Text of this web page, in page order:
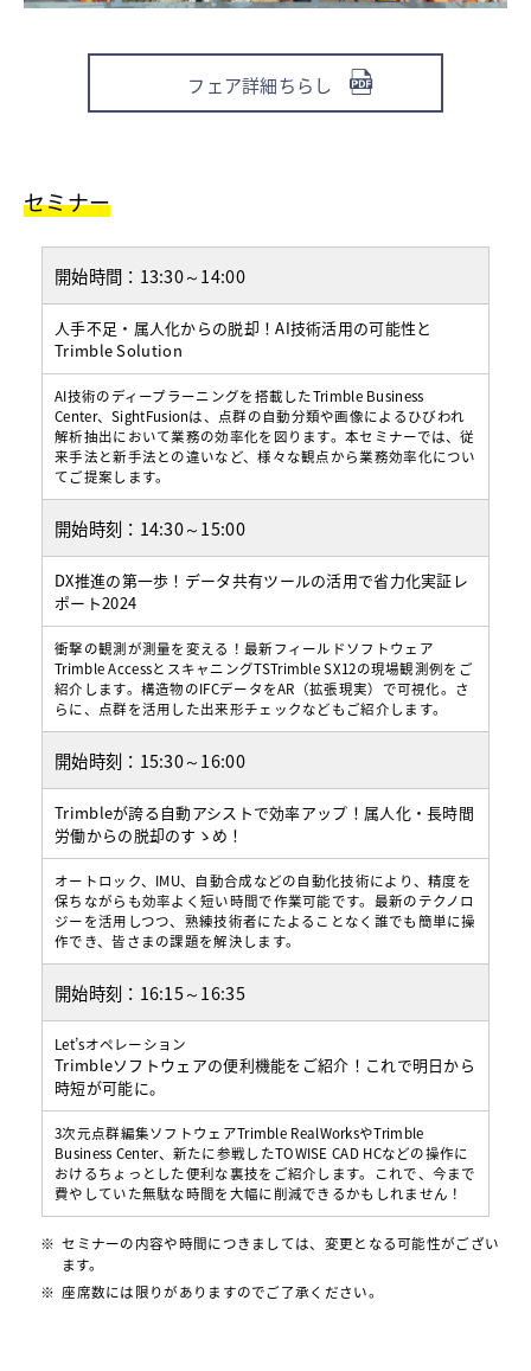
フェア詳細ちらし
セミナー
開始時間： 13:30～14:00
人手不足・属人化からの脱却！AI技術活用の可能性と
Trimble Solution
AI技術のディープラーニングを搭載したTrimble Business
Center、SightFusionは、点群の自動分類や画像によるひびわれ
解析抽出において業務の効率化を図ります。本セミナーでは、従
来手法と新手法との違いなど、様々な観点から業務効率化につい
てご提案します。
開始時刻： 14:30～15:00
DX推進の第一歩！データ共有ツールの活用で省力化実証レ
ポート2024
衝撃の観測が測量を変える！最新フィールドソフトウェア
Trimble AccessとスキャニングTSTrimble SX12の現場観測例をご
紹介します。構造物のIFCデータをAR（拡張現実）で可視化。さ
らに、点群を活用した出来形チェックなどもご紹介します。
開始時刻： 15:30～16:00
Trimbleが誇る自動アシストで効率アップ！属人化・長時間
労働からの脱却のすゝめ！
オートロック、IMU、自動合成などの自動化技術により、精度を
保ちながらも効率よく短い時間で作業可能です。最新のテクノロ
ジーを活用しつつ、熟練技術者にたよることなく誰でも簡単に操
作でき、皆さまの課題を解決します。
開始時刻： 16:15～16:35
Let’sオペレーション
Trimbleソフトウェアの便利機能をご紹介！これで明日から
時短が可能に。
3次元点群編集ソフトウェアTrimble RealWorksやTrimble
Business Center、新たに参戦したTOWISE CAD HCなどの操作に
おけるちょっとした便利な裏技をご紹介します。これで、今まで
費やしていた無駄な時間を大幅に削減できるかもしれません！
セミナーの内容や時間につきましては、変更となる可能性がござい
ます。
座席数には限りがありますのでご了承ください。